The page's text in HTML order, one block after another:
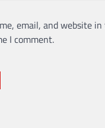
email, and website
I comment.